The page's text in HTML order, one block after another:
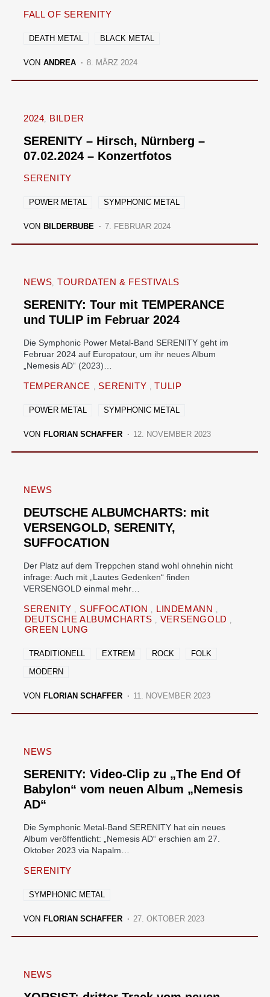
FALL OF SERENITY
DEATH METAL BLACK METAL
VON ANDREA 8. MÄRZ 2024
2024 BILDER
SERENITY – Hirsch, Nürnberg –
07.02.2024 – Konzertfotos
SERENITY
POWER METAL SYMPHONIC METAL
VON BILDERBUBE 7. FEBRUAR 2024
NEWS TOURDATEN & FESTIVALS
SERENITY: Tour mit TEMPERANCE
und TULIP im Februar 2024
Die Symphonic Power Metal-Band SERENITY geht im
Februar 2024 auf Europatour, um ihr neues Album
„Nemesis AD“ (2023)…
TEMPERANCE SERENITY TULIP
POWER METAL SYMPHONIC METAL
VON FLORIAN SCHAFFER 12. NOVEMBER 2023
NEWS
DEUTSCHE ALBUMCHARTS: mit
VERSENGOLD, SERENITY,
SUFFOCATION
Der Platz auf dem Treppchen stand wohl ohnehin nicht
infrage: Auch mit „Lautes Gedenken“ finden
VERSENGOLD einmal mehr…
SERENITY SUFFOCATION
LINDEMANN
DEUTSCHE ALBUMCHARTS
VERSENGOLD
GREEN LUNG
TRADITIONELL EXTREM ROCK
FOLK
MODERN
VON FLORIAN SCHAFFER 11. NOVEMBER 2023
NEWS
SERENITY: Video-Clip zu „The End Of
Babylon“ vom neuen Album „Nemesis
AD“
Die Symphonic Metal-Band SERENITY hat ein neues
Album veröffentlicht: „Nemesis AD“ erschien am 27.
Oktober 2023 via Napalm…
SERENITY
SYMPHONIC METAL
VON FLORIAN SCHAFFER 27. OKTOBER 2023
NEWS